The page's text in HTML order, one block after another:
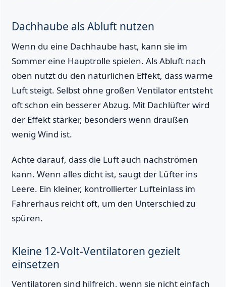
Dachhaube als Abluft nutzen
Wenn du eine Dachhaube hast, kann sie im
Sommer eine Hauptrolle spielen. Als Abluft nach
oben nutzt du den natürlichen Effekt, dass warme
Luft steigt. Selbst ohne großen Ventilator entsteht
oft schon ein besserer Abzug. Mit Dachlüfter wird
der Effekt stärker, besonders wenn draußen
wenig Wind ist.
Achte darauf, dass die Luft auch nachströmen
kann. Wenn alles dicht ist, saugt der Lüfter ins
Leere. Ein kleiner, kontrollierter Lufteinlass im
Fahrerhaus reicht oft, um den Unterschied zu
spüren.
Kleine 12-Volt-Ventilatoren gezielt
einsetzen
Ventilatoren sind hilfreich, wenn sie nicht einfach